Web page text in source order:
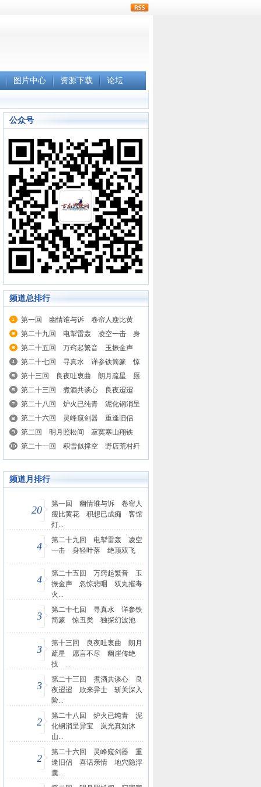
图片中心 资源下载 论坛
公众号
频道总排行
第一回 幽情谁与诉 卷帘人瘦比黄
花 积想已成痴 客馆灯孤惊素脉
第二十九回 电掣雷轰 凌空一击 身
轻叶落 绝顶双飞
第二十五回 万窍起繁音 玉振金声
忽惊悲咽 双丸摧毒火 烟消雾散 共
戮凶顽
第二十七回 寻真水 详参铁简篆 惊
丑类 独探幻波池
第十三回 良夜吐衷曲 朗月疏星 愿
言不尽 幽崖传绝技 怒虎惊龙 运掌
如飞
第二十三回 煮酒共谈心 良夜迢迢
欣来异士 斩关深入险 玄门寂寂 巧
剪群凶
第二十八回 炉火已纯青 泥化钢消呈
异宝 岚光真如沐 山明水丽恋清游
第二十六回 灵峰窥剑器 重逢旧侣
喜话亲情 地穴隐浮囊 甫得奇珍 误
传小警
第二回 明月照松间 寂寞寒山翔铁
羽 氛烟生石缝 迷花毒雾起勾蜈
第二十一回 积雪似撑空 野店荒村歼
巨熟憝 余波浑不静 青山红树起遥思
频道月排行
20
第一回 幽情谁与诉 卷帘人
瘦比黄花 积想已成痴 客馆
灯...
4
第二十九回 电掣雷轰 凌空
一击 身轻叶落 绝顶双飞
4
第二十五回 万窍起繁音 玉
振金声 忽惊悲咽 双丸摧毒
火...
3
第二十七回 寻真水 详参铁
简篆 惊丑类 独探幻波池
3
第十三回 良夜吐衷曲 朗月
疏星 愿言不尽 幽崖传绝
技 ...
3
第二十三回 煮酒共谈心 良
夜迢迢 欣来异士 斩关深入
险...
2
第二十八回 炉火已纯青 泥
化钢消呈异宝 岚光真如沐
山...
2
第二十六回 灵峰窥剑器 重
逢旧侣 喜话亲情 地穴隐浮
囊...